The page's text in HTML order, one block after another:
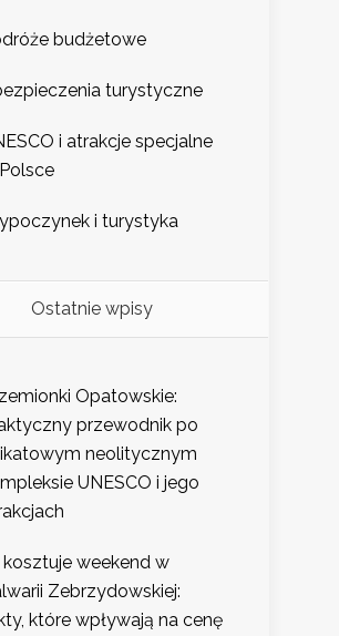
budżetowe
turystyczne
i atrakcje specjalne
i turystyka
Ostatnie wpisy
Opatowskie:
przewodnik po
neolitycznym
UNESCO i jego
kosztuje weekend w
Zebrzydowskiej:
które wpływają na cenę